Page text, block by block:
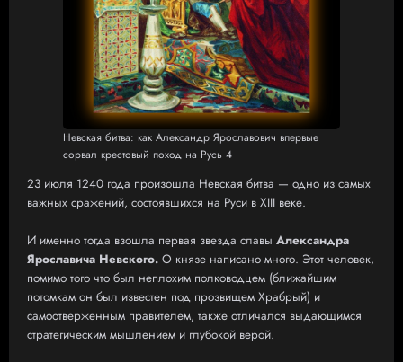
Невская битва: как Александр Ярославович впервые
сорвал крестовый поход на Русь 4
23 июля 1240 года произошла Невская битва — одно из самых
важных сражений, состоявшихся на Руси в XIII веке.
И именно тогда взошла первая звезда славы Александра
Ярославича Невского. О князе написано много. Этот человек,
помимо того что был неплохим полководцем (ближайшим
потомкам он был известен под прозвищем Храбрый) и
самоотверженным правителем, также отличался выдающимся
стратегическим мышлением и глубокой верой.